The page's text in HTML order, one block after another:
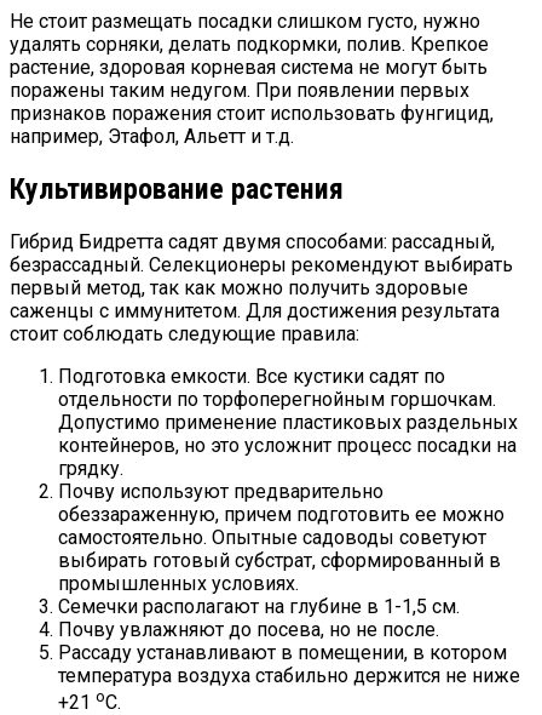
Не стоит размещать посадки слишком густо, нужно
удалять сорняки, делать подкормки, полив. Крепкое
растение, здоровая корневая система не могут быть
поражены таким недугом. При появлении первых
признаков поражения стоит использовать фунгицид,
например, Этафол, Альетт и т.д.
Культивирование растения
Гибрид Бидретта садят двумя способами: рассадный,
безрассадный. Селекционеры рекомендуют выбирать
первый метод, так как можно получить здоровые
саженцы с иммунитетом. Для достижения результата
стоит соблюдать следующие правила:
Подготовка емкости. Все кустики садят по
отдельности по торфоперегнойным горшочкам.
Допустимо применение пластиковых раздельных
контейнеров, но это усложнит процесс посадки на
грядку.
Почву используют предварительно
обеззараженную, причем подготовить ее можно
самостоятельно. Опытные садоводы советуют
выбирать готовый субстрат, сформированный в
промышленных условиях.
Семечки располагают на глубине в 1-1,5 см.
Почву увлажняют до посева, но не после.
Рассаду устанавливают в помещении, в котором
температура воздуха стабильно держится не ниже
+21 оС.